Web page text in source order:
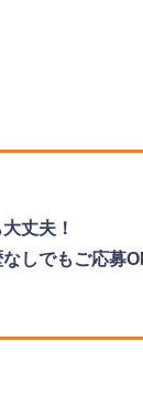
丈夫！
しでもご応募